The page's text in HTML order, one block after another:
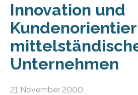
Innovation und
Unternehmen
21 November 2000